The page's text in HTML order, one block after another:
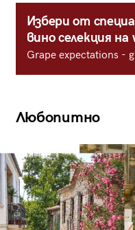
Избери от
вино селекция
Grape expectations -
Любопитно